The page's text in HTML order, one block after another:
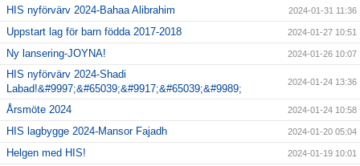
HIS nyförvärv 2024-Bahaa Alibrahim 2024-01-31 11:36
Uppstart lag för barn födda 2017-2018 2024-01-27 10:51
Ny lansering-JOYNA! 2024-01-26 10:07
HIS nyförvärv 2024-Shadi
Labad!&#9997;&#65039;&#9917;&#65039;&#9989;
2024-01-24 13:36
Årsmöte 2024 2024-01-24 10:58
HIS lagbygge 2024-Mansor Fajadh 2024-01-20 05:04
Helgen med HIS! 2024-01-19 10:01